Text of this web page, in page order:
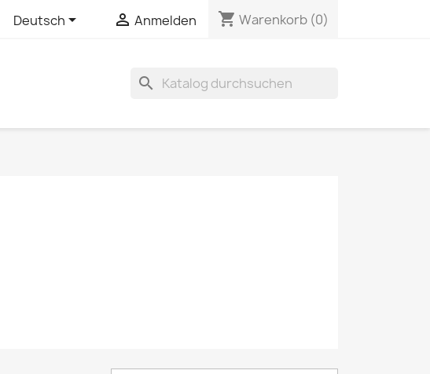
Deutsch  Anmelden shopping_cart Warenkorb (0)
search